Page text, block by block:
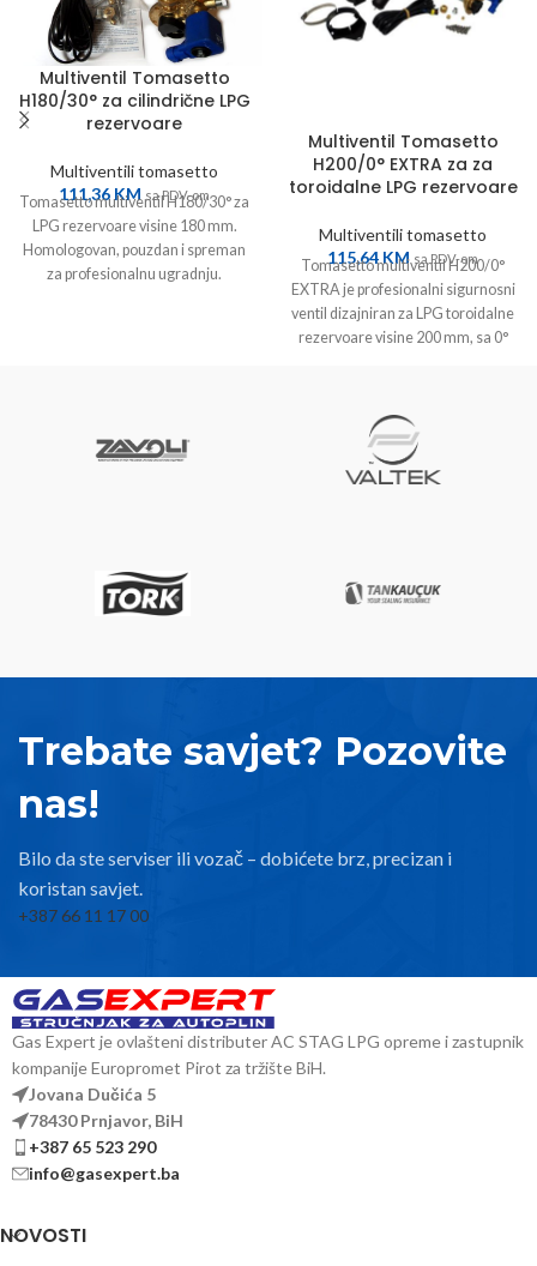
Multiventil Tomasetto
H180/30° za cilindrične LPG
rezervoare
Multiventili tomasetto
111,36 KM sa PDV-om
Tomasetto multiventil H180/30° za
LPG rezervoare visine 180 mm.
Homologovan, pouzdan i spreman
za profesionalnu ugradnju.
Multiventil Tomasetto
H200/0° EXTRA za za
toroidalne LPG rezervoare
Multiventili tomasetto
115,64 KM sa PDV-om
Tomasetto multiventil H200/0°
EXTRA je profesionalni sigurnosni
ventil dizajniran za LPG toroidalne
rezervoare visine 200 mm, sa 0°
Trebate savjet? Pozovite
nas!
Bilo da ste serviser ili vozač – dobićete brz, precizan i
koristan savjet.
+387 66 11 17 00
Gas Expert je ovlašteni distributer AC STAG LPG opreme i zastupnik
kompanije Europromet Pirot za tržište BiH.
Jovana Dučića 5
78430 Prnjavor, BiH
+387 65 523 290
info@gasexpert.ba
NOVOSTI